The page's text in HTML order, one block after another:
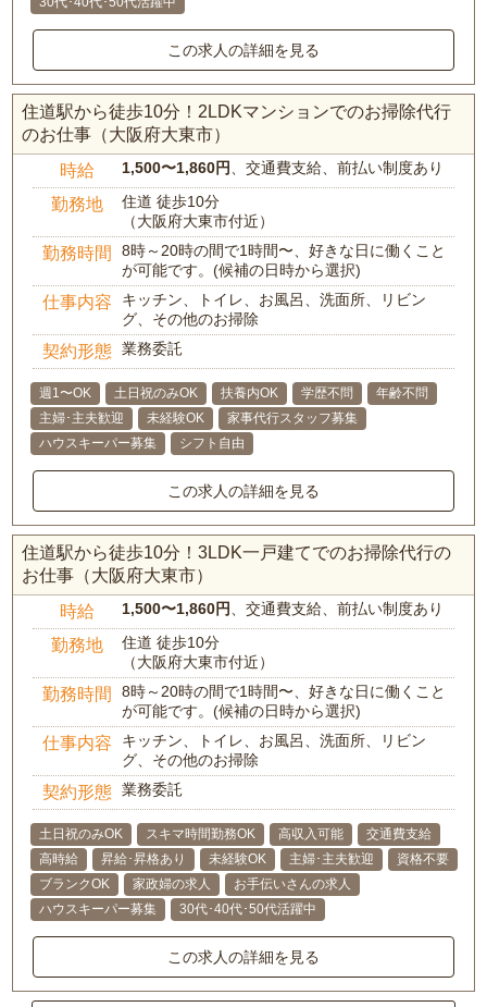
この求人の詳細を見る
住道駅から徒歩10分！2LDKマンションでのお掃除代行
のお仕事（大阪府大東市）
時給 1,500〜1,860円 、交通費支給、前払い制度あり
勤務地
住道 徒歩10分
（大阪府大東市付近）
勤務時間
8時～20時の間で1時間〜、好きな日に働くこと
が可能です。(候補の日時から選択)
仕事内容
キッチン、トイレ、お風呂、洗面所、リビン
グ、その他のお掃除
契約形態 業務委託
週1〜OK 土日祝のみOK 扶養内OK 学歴不問
年齢不問
主婦･主夫歓迎
未経験OK
家事代行スタッフ募集
ハウスキーパー募集
シフト自由
この求人の詳細を見る
住道駅から徒歩10分！3LDK一戸建てでのお掃除代行の
お仕事（大阪府大東市）
時給 1,500〜1,860円 、交通費支給、前払い制度あり
勤務地
住道 徒歩10分
（大阪府大東市付近）
勤務時間
8時～20時の間で1時間〜、好きな日に働くこと
が可能です。(候補の日時から選択)
仕事内容
キッチン、トイレ、お風呂、洗面所、リビン
グ、その他のお掃除
契約形態 業務委託
土日祝のみOK スキマ時間勤務OK 高収入可能
交通費支給
高時給
昇給･昇格あり 未経験OK 主婦･主夫歓迎
資格不要
ブランクOK
家政婦の求人
お手伝いさんの求人
ハウスキーパー募集
30代･40代･50代活躍中
この求人の詳細を見る